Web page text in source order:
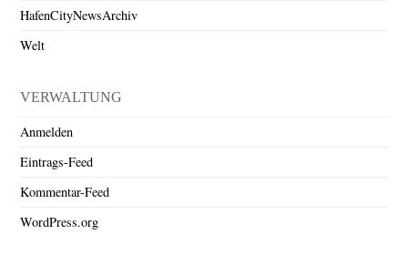
HafenCityNewsArchiv
Welt
VERWALTUNG
Anmelden
Eintrags-Feed
Kommentar-Feed
WordPress.org